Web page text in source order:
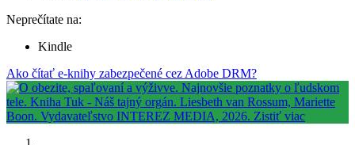
Neprečítate na:
Kindle
Ako čítať e-knihy zabezpečené cez Adobe DRM?